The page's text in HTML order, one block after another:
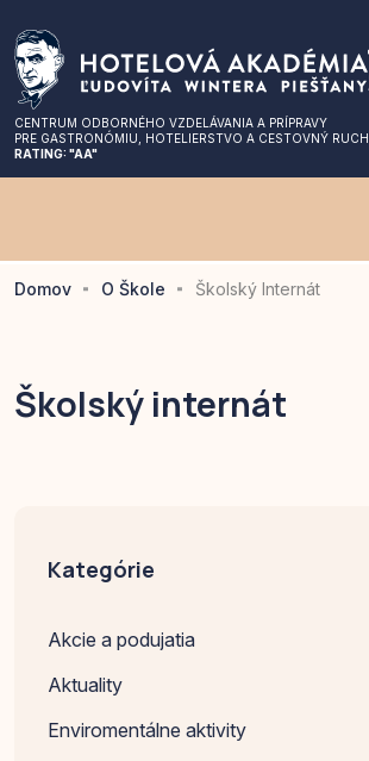
CENTRUM ODBORNÉHO VZDELÁVANIA A PRÍPRAVY
PRE GASTRONÓMIU , HOTELIERSTVO A CESTOVNÝ RUCH,
RATING: "AA"
Domov O Škole Školský Internát
Školský internát
Kategórie
Akcie a podujatia
Aktuality
Enviromentálne aktivity